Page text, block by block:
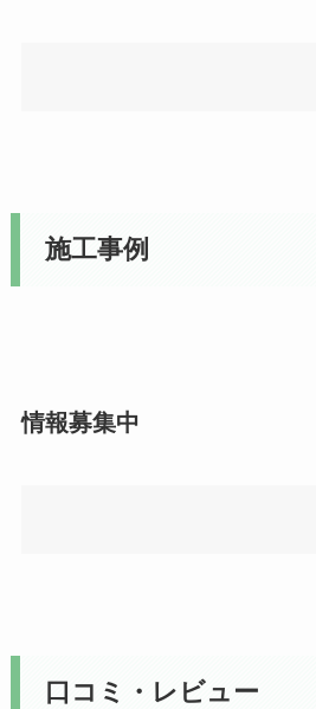
施工事例
情報募集中
口コミ・レビュー